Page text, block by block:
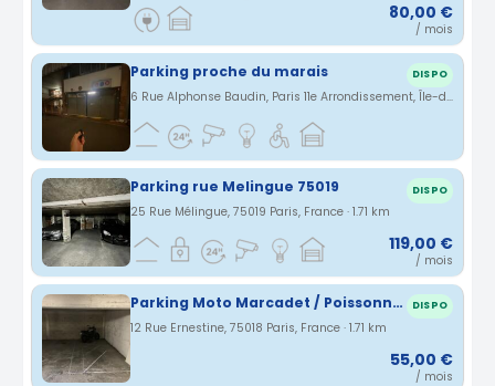
80,00 €
/ mois
Parking proche du marais DISPO
6 Rue Alphonse Baudin, Paris 11e Arrondissement, Île-de-France, France · 1.71 km
Parking rue Melingue 75019 DISPO
25 Rue Mélingue, 75019 Paris, France · 1.71 km
119,00 €
/ mois
Parking Moto Marcadet / Poissonniers DISPO
12 Rue Ernestine, 75018 Paris, France · 1.71 km
55,00 €
/ mois